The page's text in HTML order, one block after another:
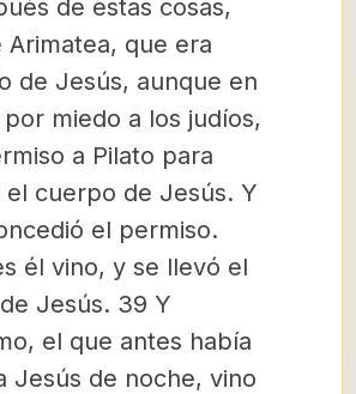
de estas cosas,
Arimatea, que era
de Jesús, aunque en
miedo a los judíos,
a Pilato para
el cuerpo de Jesús. Y
el permiso.
él vino, y se llevó el
Jesús. 39 Y
el que antes había
Jesús de noche, vino